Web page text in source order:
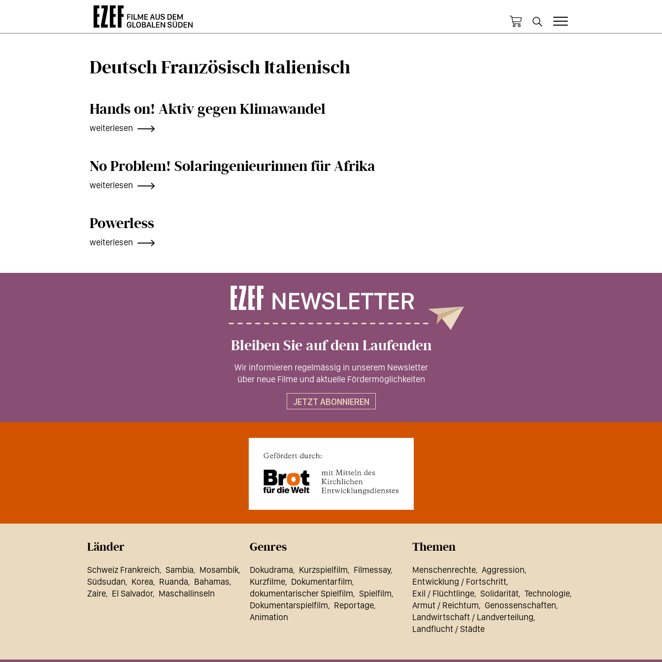
Deutsch Französisch Italienisch
Hands on! Aktiv gegen Klimawandel
weiterlesen
No Problem! Solaringenieurinnen für Afrika
weiterlesen
Powerless
weiterlesen
Bleiben Sie auf dem Laufenden
Wir informieren regelmässig in unserem Newsletter
über neue Filme und aktuelle Fördermöglichkeiten
JETZT ABONNIEREN
Länder
Schweiz Frankreich Sambia
Mosambik
Südsudan
Korea Ruanda
Bahamas
Zaire
El Salvador Maschallinseln
Genres
Dokudrama Kurzspielfilm
Filmessay
Kurzfilme
Dokumentarfilm
dokumentarischer Spielfilm
Spielfilm
Dokumentarspielfilm
Reportage
Animation
Themen
Menschenrechte Aggression
Entwicklung / Fortschritt
Exil / Flüchtlinge Solidarität
Technologie
Armut / Reichtum
Genossenschaften
Landwirtschaft / Landverteilung
Landflucht / Städte